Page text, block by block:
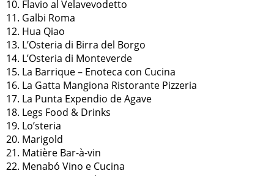
10. Flavio al Velavevodetto
11. Galbi Roma
12. Hua Qiao
13. L’Osteria di Birra del Borgo
14. L’Osteria di Monteverde
15. La Barrique – Enoteca con Cucina
16. La Gatta Mangiona Ristorante Pizzeria
17. La Punta Expendio de Agave
18. Legs Food & Drinks
19. Lo’steria
20. Marigold
21. Matière Bar-à-vin
22. Menabó Vino e Cucina